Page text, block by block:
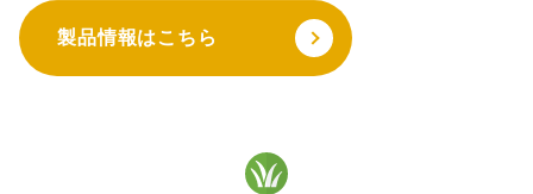
製品情報はこちら